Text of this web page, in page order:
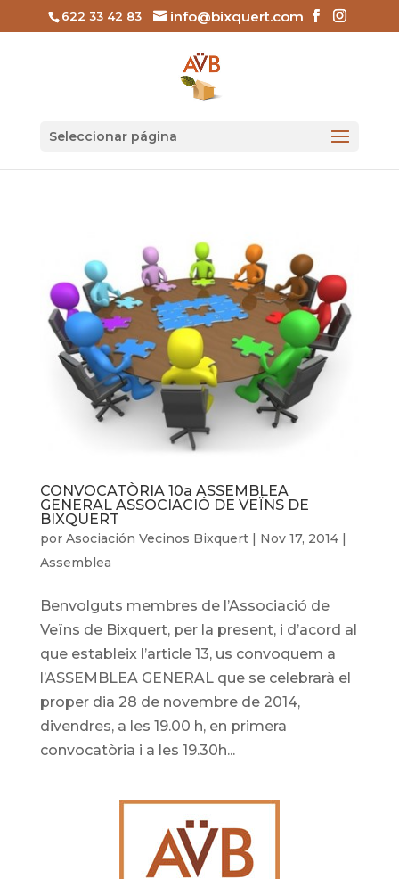
622 33 42 83 info@bixquert.com
Seleccionar página
CONVOCATÒRIA 10a ASSEMBLEA
GENERAL ASSOCIACIÓ DE VEÏNS DE
BIXQUERT
por Asociación Vecinos Bixquert| Nov 17, 2014|
Assemblea
Benvolguts membres de l’Associació de
Veïns de Bixquert, per la present, i d’acord al
que estableix l’article 13, us convoquem a
l’ASSEMBLEA GENERAL que se celebrarà el
proper dia 28 de novembre de 2014,
divendres, a les 19.00 h, en primera
convocatòria i a les 19.30h...